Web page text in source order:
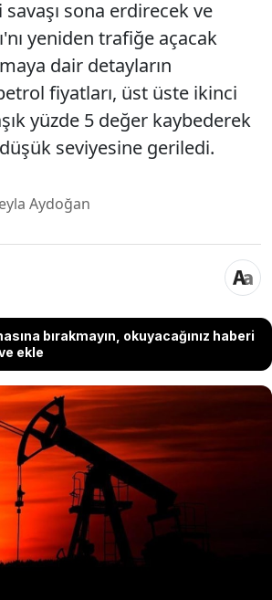
sona erdirecek ve
yeniden trafiğe açacak
dair detayların
fiyatları, üst üste ikinci
yüzde 5 değer kaybederek
seviyesine geriledi.
Aydoğan
bırakmayın, okuyacağınız haberi
ekle
savaşı sona erdirecek ve
Boğazı'nı yeniden trafiğe açacak geçici
dair detayların netleşmesiyle
üst üste ikinci günde de yaklaşık
kaybederek son üç ayın en
geriledi.